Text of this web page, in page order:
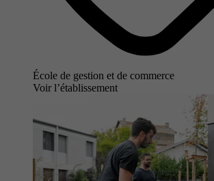
École de gestion et de commerce
Voir l’établissement